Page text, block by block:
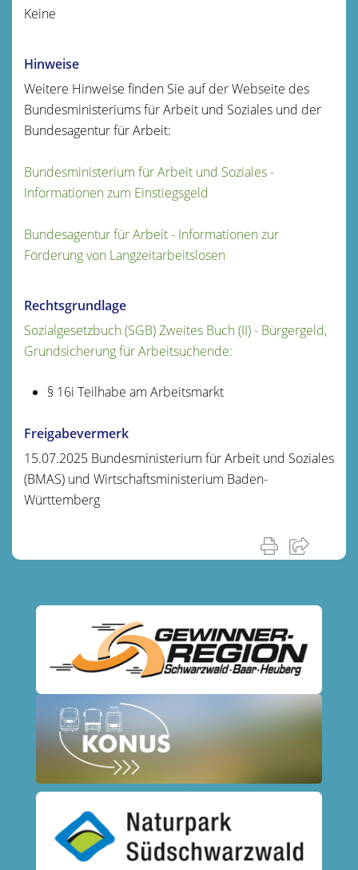
Keine
Hinweise
Weitere Hinweise finden Sie auf der Webseite des
Bundesministeriums für Arbeit und Soziales und der
Bundesagentur für Arbeit:
Bundesministerium für Arbeit und Soziales -
Informationen zum Einstiegsgeld
Bundesagentur für Arbeit - Informationen zur
Förderung von Langzeitarbeitslosen
Rechtsgrundlage
Sozialgesetzbuch (SGB) Zweites Buch (II) - Bürgergeld,
Grundsicherung für Arbeitsuchende:
§ 16i Teilhabe am Arbeitsmarkt
Freigabevermerk
15.07.2025 Bundesministerium für Arbeit und Soziales
(BMAS) und Wirtschaftsministerium Baden-
Württemberg